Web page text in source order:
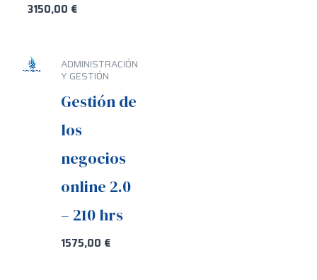
3150,00 €
ADMINISTRACIÓN
Y GESTIÓN
Gestión de
los
negocios
online 2.0
– 210 hrs
1575,00 €